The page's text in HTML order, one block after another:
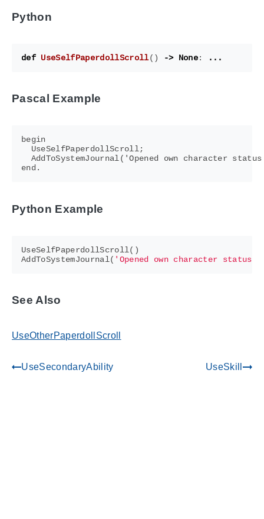
Python
def UseSelfPaperdollScroll() -> None: ...
Pascal Example
begin
  UseSelfPaperdollScroll;
AddToSystemJournal('Opened own character
Python Example
UseSelfPaperdollScroll()
AddToSystemJournal( 'Opened own character status
See Also
UseOtherPaperdollScroll
gdoc_arrow_left_altUseSecondaryAbility UseSkill gdoc_arrow_right_alt